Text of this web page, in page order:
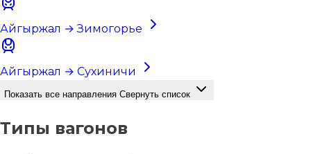
Айгыржал → Зимогорье
Айгыржал → Сухиничи
Показать все направления Свернуть список
Типы вагонов